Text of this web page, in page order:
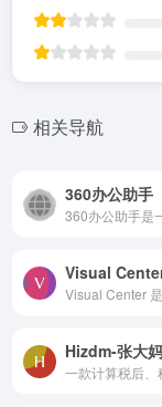
相关导航
360办公助手